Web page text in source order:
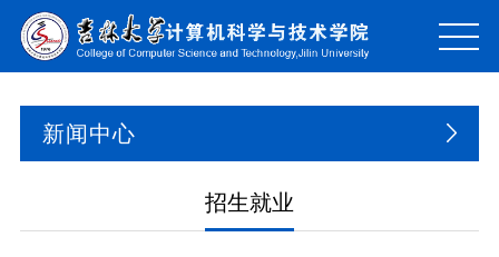
新闻中心
招生就业